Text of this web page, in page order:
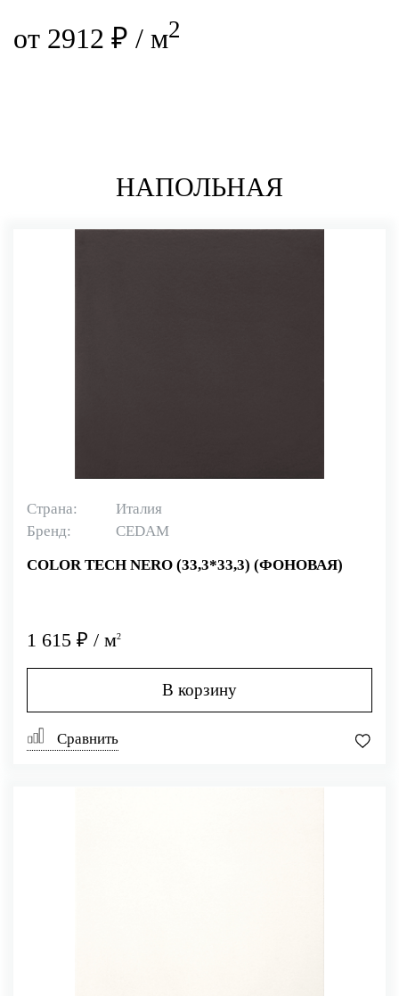
от 2912 ₽ / м2
НАПОЛЬНАЯ
Страна:
Италия
Бренд:
CEDAM
COLOR TECH NERO (33,3*33,3) (ФОНОВАЯ)
1 615 ₽ / м2
В корзину
Сравнить